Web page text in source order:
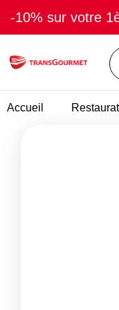
-10% sur votre
Accueil